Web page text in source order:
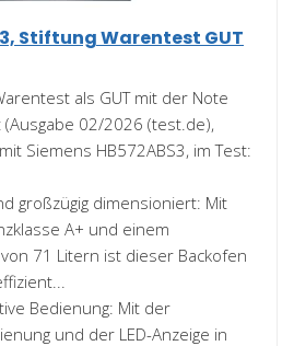
Stiftung Warentest GUT
als GUT mit der Note
02/2026 (test.de),
Siemens HB572ABS3, im Test:
großzügig dimensioniert: Mit
A+ und einem
71 Litern ist dieser Backofen
Bedienung: Mit der
und der LED-Anzeige in